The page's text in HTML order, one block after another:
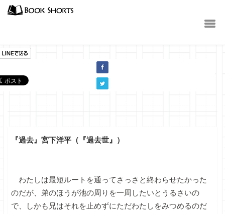
『過去』宮下洋平（『過去世』）
わたしは最短ルートを通ってさっさと終わらせたかった
のだが、弟のほうが池の周りを一周したいとうるさいの
で、しかも兄はそれを止めずにただわたしをみつめるのだ